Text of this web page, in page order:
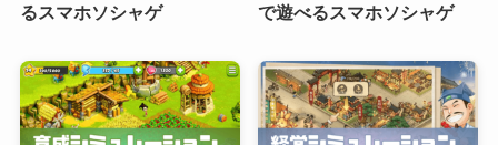
るスマホソシャゲ
で遊べるスマホソシャゲ